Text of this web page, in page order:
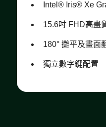
Intel® Iris® Xe
15.6吋 FHD高畫
180° 攤平及畫面
獨立數字鍵配置